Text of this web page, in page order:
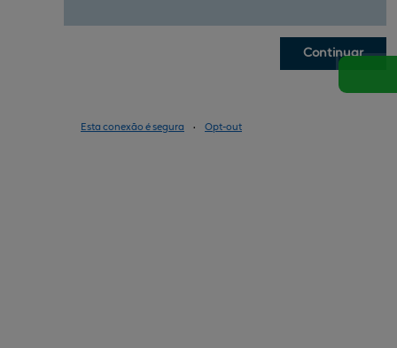
Continuar
Esta conexão é segura • Opt-out